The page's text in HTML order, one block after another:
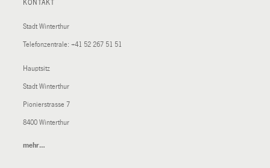
KONTAKT
Stadt Winterthur
Telefonzentrale: +41 52 267 51 51
Hauptsitz
Stadt Winterthur
Pionierstrasse 7
8400 Winterthur
mehr…